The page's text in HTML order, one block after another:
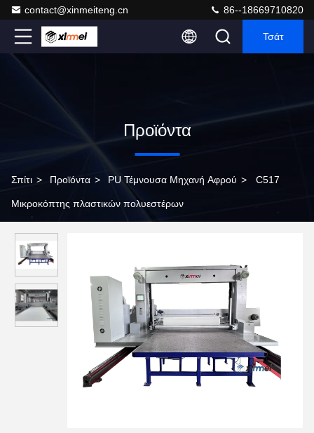
contact@xinmeiteng.cn 86--18669710820
Τσάτ
Προϊόντα
Σπίτι > Προϊόντα > PU Τέμνουσα Μηχανή Αφρού > C517
Μικροκόπτης πλαστικών πολυεστέρων